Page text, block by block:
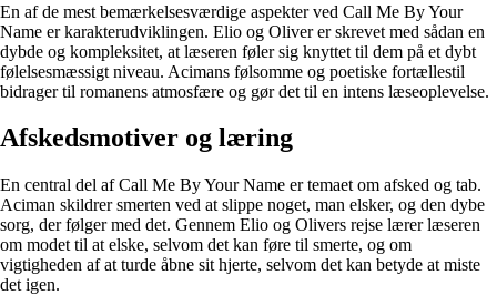
En af de mest bemærkelsesværdige aspekter ved Call Me By Your
Name er karakterudviklingen. Elio og Oliver er skrevet med sådan en
dybde og kompleksitet, at læseren føler sig knyttet til dem på et dybt
følelsesmæssigt niveau. Acimans følsomme og poetiske fortællestil
bidrager til romanens atmosfære og gør det til en intens læseoplevelse.
Afskedsmotiver og læring
En central del af Call Me By Your Name er temaet om afsked og tab.
Aciman skildrer smerten ved at slippe noget, man elsker, og den dybe
sorg, der følger med det. Gennem Elio og Olivers rejse lærer læseren
om modet til at elske, selvom det kan føre til smerte, og om
vigtigheden af at turde åbne sit hjerte, selvom det kan betyde at miste
det igen.